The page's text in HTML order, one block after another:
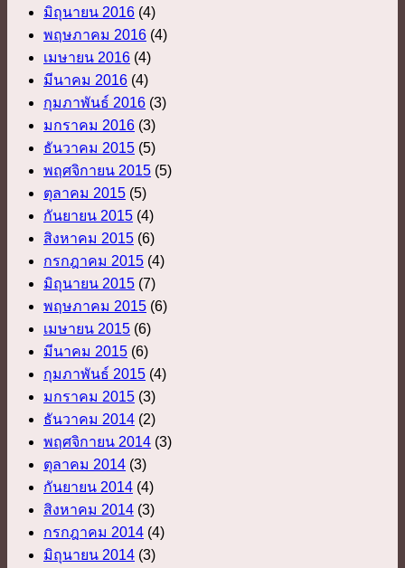
มิถุนายน 2016 (4)
พฤษภาคม 2016 (4)
เมษายน 2016 (4)
มีนาคม 2016 (4)
กุมภาพันธ์ 2016 (3)
มกราคม 2016 (3)
ธันวาคม 2015 (5)
พฤศจิกายน 2015 (5)
ตุลาคม 2015 (5)
กันยายน 2015 (4)
สิงหาคม 2015 (6)
กรกฎาคม 2015 (4)
มิถุนายน 2015 (7)
พฤษภาคม 2015 (6)
เมษายน 2015 (6)
มีนาคม 2015 (6)
กุมภาพันธ์ 2015 (4)
มกราคม 2015 (3)
ธันวาคม 2014 (2)
พฤศจิกายน 2014 (3)
ตุลาคม 2014 (3)
กันยายน 2014 (4)
สิงหาคม 2014 (3)
กรกฎาคม 2014 (4)
มิถุนายน 2014 (3)